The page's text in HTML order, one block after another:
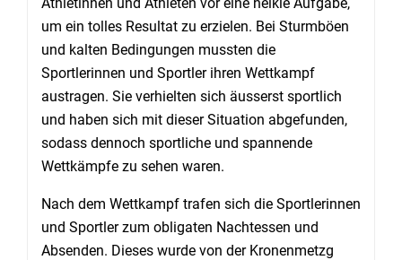
um ein tolles Resultat zu erzielen. Bei Sturmböen
und kalten Bedingungen mussten die
Sportlerinnen und Sportler ihren Wettkampf
austragen. Sie verhielten sich äusserst sportlich
und haben sich mit dieser Situation abgefunden,
sodass dennoch sportliche und spannende
Wettkämpfe zu sehen waren.
Nach dem Wettkampf trafen sich die Sportlerinnen
und Sportler zum obligaten Nachtessen und
Absenden. Dieses wurde von der Kronenmetzg